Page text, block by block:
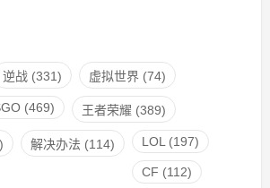
逆战(331) 虚拟世界(74)
(469) 王者荣耀 (389)
解决办法 (114) LOL(197)
CF (112)